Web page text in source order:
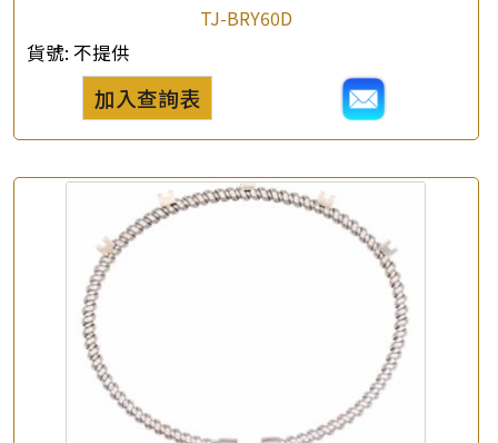
查詢以下產品
TJ-BRY60D
貨號: 不提供
加入查詢表